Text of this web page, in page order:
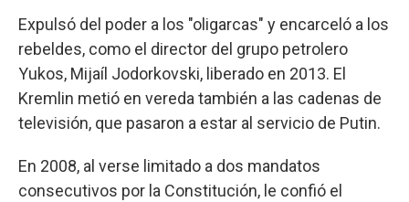
Expulsó del poder a los "oligarcas" y encarceló a los
rebeldes, como el director del grupo petrolero
Yukos, Mijaíl Jodorkovski, liberado en 2013. El
Kremlin metió en vereda también a las cadenas de
televisión, que pasaron a estar al servicio de Putin.
En 2008, al verse limitado a dos mandatos
consecutivos por la Constitución, le confió el